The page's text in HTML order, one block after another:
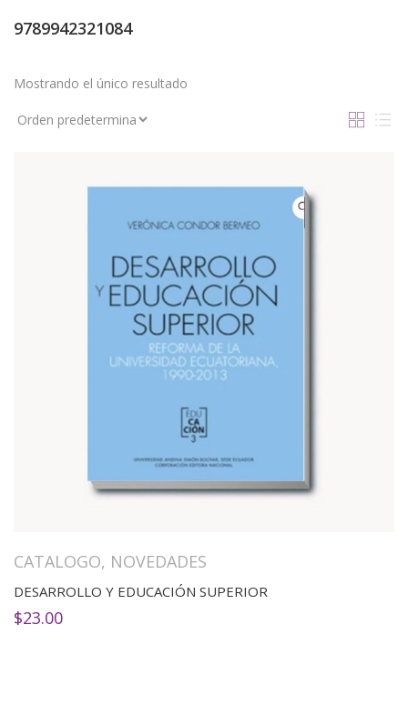
9789942321084
Mostrando el único resultado
CATALOGO, NOVEDADES
DESARROLLO Y EDUCACIÓN SUPERIOR
$23.00